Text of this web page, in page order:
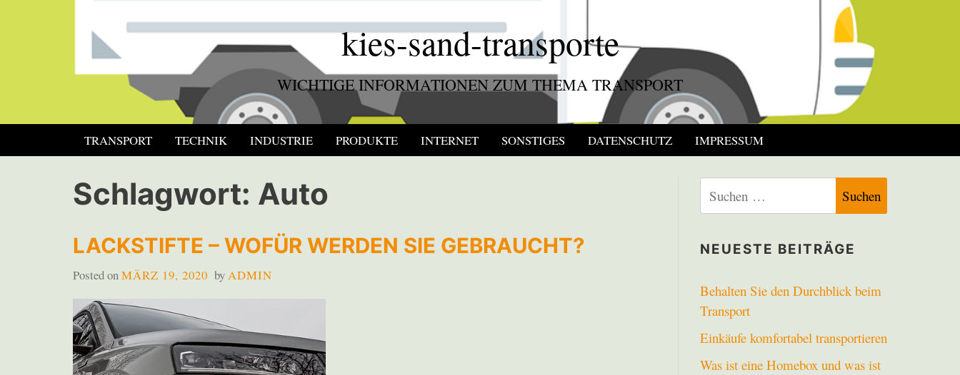
content
kies-sand-transporte
WICHTIGE INFORMATIONEN ZUM THEMA TRANSPORT
TRANSPORT TECHNIK INDUSTRIE PRODUKTE INTERNET SONSTIGES DATENSCHUTZ IMPRESSUM
Schlagwort: Auto
LACKSTIFTE – WOFÜR WERDEN SIE GEBRAUCHT?
Posted onMÄRZ 19, 2020 byADMIN
nach:
NEUESTE BEITRÄGE
Behalten Sie den Durchblick beim
Transport
Einkäufe komfortabel transportieren
Was ist eine Homebox und was ist